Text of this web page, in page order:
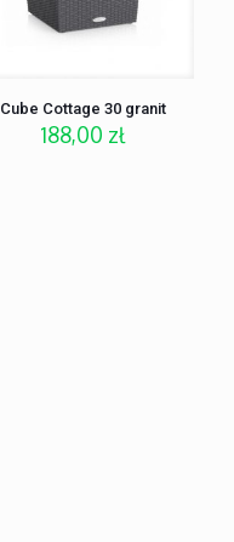
Cube Cottage 30 granit
188,00 zł